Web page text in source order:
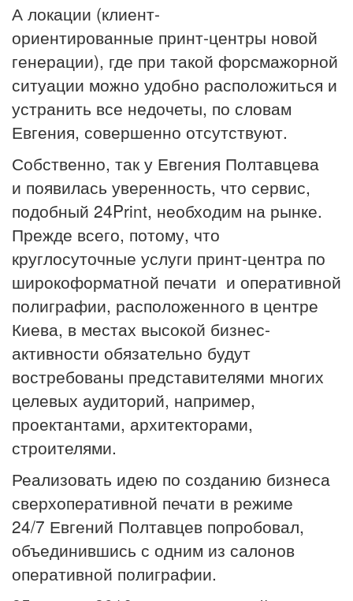
А локации (клиент-
ориентированные принт-центры новой
генерации), где при такой форсмажорной
ситуации можно удобно расположиться и
устранить все недочеты, по словам
Евгения, совершенно отсутствуют.
Собственно, так у Евгения Полтавцева
и появилась уверенность, что сервис,
подобный 24Print, необходим на рынке.
Прежде всего, потому, что
круглосуточные услуги принт-центра по
широкоформатной печати и оперативной
полиграфии, расположенного в центре
Киева, в местах высокой бизнес-
активности обязательно будут
востребованы представителями многих
целевых аудиторий, например,
проектантами, архитекторами,
строителями.
Реализовать идею по созданию бизнеса
сверхоперативной печати в режиме
24/7 Евгений Полтавцев попробовал,
объединившись с одним из салонов
оперативной полиграфии.